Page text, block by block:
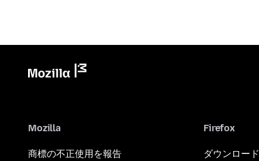
Mozilla
商標の不正使用を報告
Firefox
ダウンロード